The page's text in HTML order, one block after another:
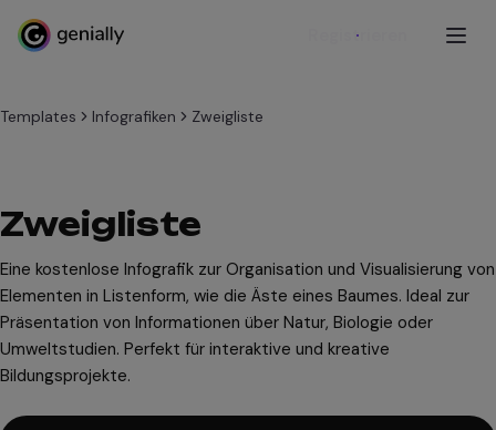
Registrieren
Templates Infografiken Zweigliste
Zweigliste
Eine kostenlose Infografik zur Organisation und Visualisierung von
Elementen in Listenform, wie die Äste eines Baumes. Ideal zur
Präsentation von Informationen über Natur, Biologie oder
Umweltstudien. Perfekt für interaktive und kreative
Bildungsprojekte.